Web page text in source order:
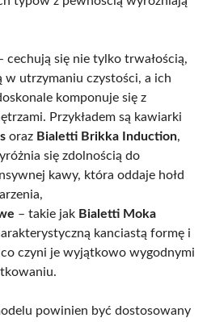
cechują się nie tylko trwałością,
w utrzymaniu czystości, a ich
komponuje się z
Przykładem są kawiarki
oraz Bialetti Brikka Induction,
się zdolnością do
kawy, która oddaje hołd
– takie jak Bialetti Moka
kanciastą formę i
czyni je wyjątkowo wygodnymi
powinien być dostosowany